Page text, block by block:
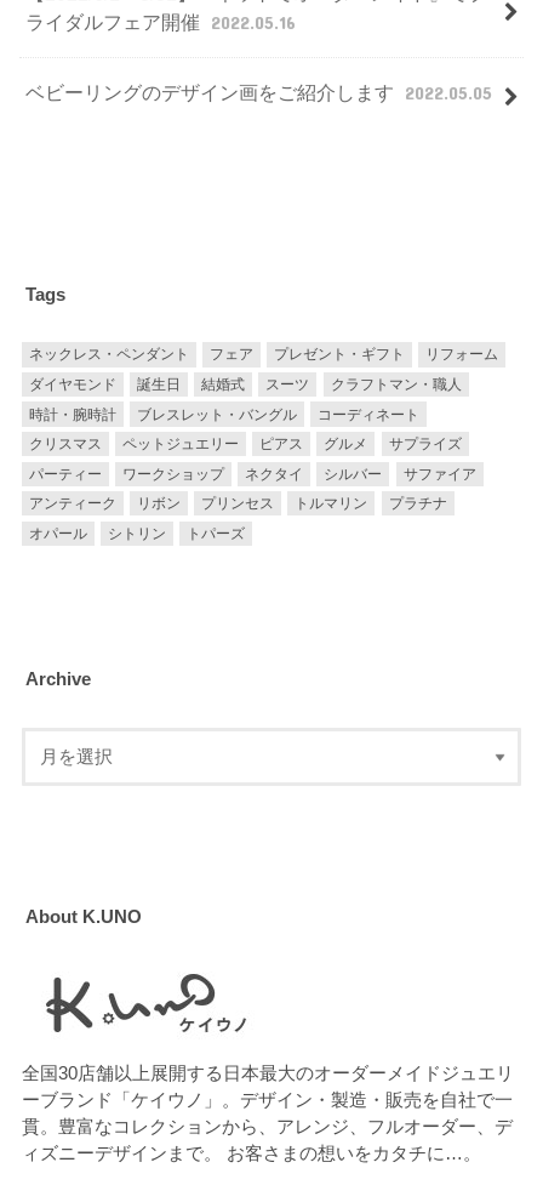
ライダルフェア開催
2022.05.16
ベビーリングのデザイン画をご紹介します 2022.05.05
Tags
ネックレス・ペンダント フェア プレゼント・ギフト
リフォーム
ダイヤモンド
誕生日 結婚式 スーツ
クラフトマン・職人
時計・腕時計
ブレスレット・バングル
コーディネート
クリスマス
ペットジュエリー ピアス グルメ
サプライズ
パーティー
ワークショップ ネクタイ シルバー
サファイア
アンティーク
リボン プリンセス トルマリン
プラチナ
オパール
シトリン トパーズ
Archive
About K.UNO
全国30店舗以上展開する日本最大のオーダーメイドジュエリ
ーブランド「ケイウノ」。デザイン・製造・販売を自社で一
貫。豊富なコレクションから、アレンジ、フルオーダー、デ
ィズニーデザインまで。 お客さまの想いをカタチに…。